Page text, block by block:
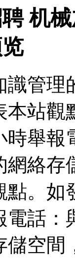
机
識管理
本站
時舉報
網絡存
點。如
電話
儲空間